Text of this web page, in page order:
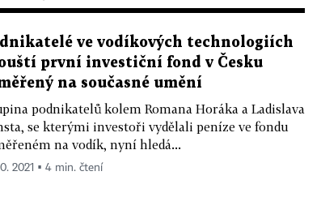
ve vodíkových technologiích
první investiční fond v Česku
na současné umění
podnikatelů kolem Romana Horáka a Ladislava
se kterými investoři vydělali peníze ve fondu
na vodík, nyní hledá...
2021 ▪ 4 min. čtení